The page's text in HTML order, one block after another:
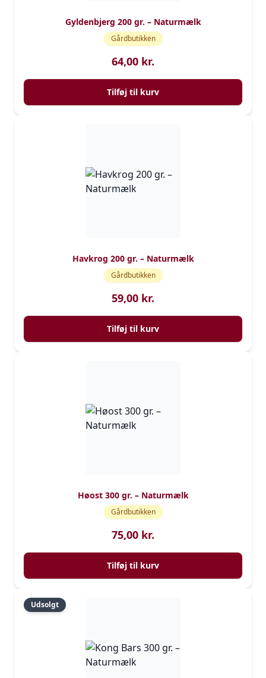
Gyldenbjerg 200 gr. – Naturmælk
Gårdbutikken
64,00 kr.
Tilføj til kurv
Havkrog 200 gr. – Naturmælk
Gårdbutikken
59,00 kr.
Tilføj til kurv
Høost 300 gr. – Naturmælk
Gårdbutikken
75,00 kr.
Tilføj til kurv
Udsolgt